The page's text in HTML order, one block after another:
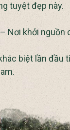
tuyệt đẹp này.
Nơi khởi nguồn
biệt lần đầu